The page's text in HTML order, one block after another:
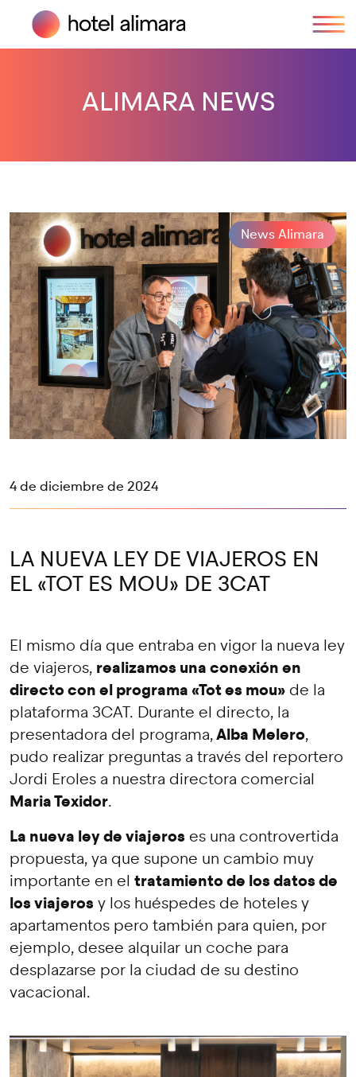
ALIMARA NEWS
News Alimara
4 de diciembre de 2024
LA NUEVA LEY DE VIAJEROS EN
EL «TOT ES MOU» DE 3CAT
El mismo día que entraba en vigor la nueva ley
de viajeros, realizamos una conexión en
directo con el programa «Tot es mou» de la
plataforma 3CAT. Durante el directo, la
presentadora del programa,Alba Melero,
pudo realizar preguntas a través del reportero
Jordi Eroles a nuestra directora comercial
Maria Texidor.
La nueva ley de viajeros es una controvertida
propuesta, ya que supone un cambio muy
importante en el tratamiento de los datos de
los viajeros y los huéspedes de hoteles y
apartamentos pero también para quien, por
ejemplo, desee alquilar un coche para
desplazarse por la ciudad de su destino
vacacional.